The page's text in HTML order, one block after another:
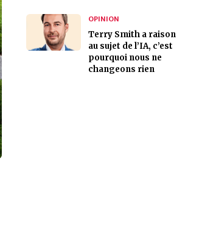
OPINION
Terry Smith a raison
au sujet de l’IA, c’est
pourquoi nous ne
changeons rien